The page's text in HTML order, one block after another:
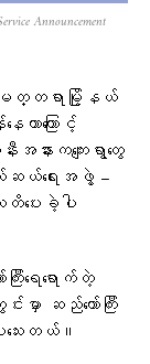
Announcement
မတ္တရာမြို့နယ်
ာကြောင့်
နားကကျေးရွာတွေ
ဆယ်ရေးအဖွဲ့ –
ပေးခဲ့ပါ
ရေရောက်တဲ့
ဆည်တော်ကြီး
ေးတယ်။